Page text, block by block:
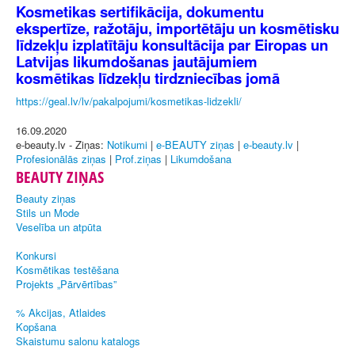
Kosmetikas sertifikācija, dokumentu
ekspertīze, ražotāju, importētāju un kosmētisku
līdzekļu izplatītāju konsultācija par Eiropas un
Latvijas likumdošanas jautājumiem
kosmētikas līdzekļu tirdzniecības jomā
https://geal.lv/lv/pakalpojumi/kosmetikas-lidzekli/
16.09.2020
e-beauty.lv - Ziņas: Notikumi | e-BEAUTY ziņas | e-beauty.lv |
Profesionālās ziņas | Prof.ziņas | Likumdošana
BEAUTY ZIŅAS
Beauty ziņas
Stils un Mode
Veselība un atpūta
Konkursi
Kosmētikas testēšana
Projekts „Pārvērtības”
% Akcijas, Atlaides
Kopšana
Skaistumu salonu katalogs